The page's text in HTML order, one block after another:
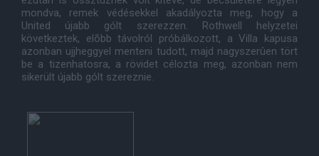
mondva, remek védésekkel akadályozta meg, hogy a
United újabb gólt szerezzen. Rothwell helyzetei
következtek, elõbb távolról próbálkozott, a Villa kapusa
azonban ujjheggyel menteni tudott, majd nagyszerûen tört
be a tizenhatosra, a rövidet célozta meg, azonban nem
sikerült újabb gólt szereznie.